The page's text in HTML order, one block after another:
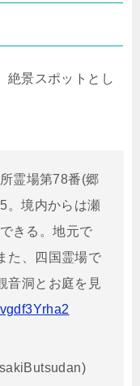
絶景スポットとし
霊場第78番(郷
。境内からは瀬
きる。地元で
た、四国霊場で
音洞とお庭を見